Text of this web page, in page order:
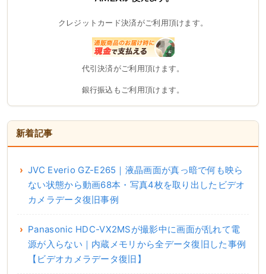
クレジットカード決済がご利用頂けます。
代引決済がご利用頂けます。
銀行振込もご利用頂けます。
新着記事
JVC Everio GZ-E265｜液晶画面が真っ暗で何も映ら
ない状態から動画68本・写真4枚を取り出したビデオ
カメラデータ復旧事例
Panasonic HDC-VX2MSが撮影中に画面が乱れて電
源が入らない｜内蔵メモリから全データ復旧した事例
【ビデオカメラデータ復旧】